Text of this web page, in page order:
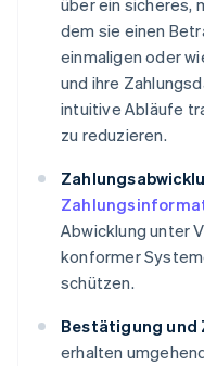
über ein sicheres,
dem sie einen
einmaligen oder
und ihre
intuitive Abläufe
zu reduzieren.
Abwicklung unter
konformer
schützen.
Bestätigung und
erhalten